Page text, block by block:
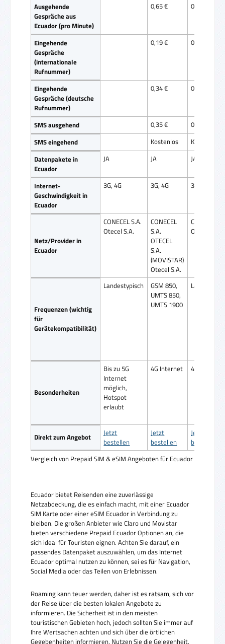
Vergleich von Prepaid SIM & eSIM Angeboten für Ecuador
Ausgehende
Gespräche aus
Ecuador (pro Minute)
0,65 € 0,69 €
Eingehende
Gespräche
(internationale
Rufnummer)
0,19 € 0,19 €
Eingehende
Gespräche (deutsche
Rufnummer)
0,34 € 0,34 €
SMS ausgehend 0,35 €
0,35 €
SMS eingehend
Kostenlos
Kostenlos
Datenpakete in
Ecuador
JA JA JA
Internet-
Geschwindigkeit in
Ecuador
3G, 4G 3G, 4G 3G, 4G
Netz/Provider in
Ecuador
CONECEL S.A.
Otecel S.A.
CONECEL
S.A.
OTECEL
S.A.
(MOVISTAR)
Otecel S.A.
CONECEL
Otecel S.A.
Frequenzen (wichtig
für
Gerätekompatibilität)
Landestypisch
GSM 850,
UMTS 850,
UMTS 1900
Besonderheiten
Bis zu 5G
Internet
möglich,
Hotspot
erlaubt
4G Internet 4G Internet
Direkt zum Angebot
Jetzt
bestellen
Jetzt
bestellen
Jetzt
bestellen
Ecuador bietet Reisenden eine zuverlässige
Netzabdeckung, die es einfach macht, mit einer Ecuador
SIM Karte oder einer eSIM Ecuador in Verbindung zu
bleiben. Die großen Anbieter wie Claro und Movistar
bieten verschiedene Prepaid Ecuador Optionen an, die
sich ideal für Touristen eignen. Achten Sie darauf, ein
passendes Datenpaket auszuwählen, um das Internet
Ecuador optimal nutzen zu können, sei es für Navigation,
Social Media oder das Teilen von Erlebnissen.
Roaming kann teuer werden, daher ist es ratsam, sich vor
der Reise über die besten lokalen Angebote zu
informieren. Die Sicherheit ist in den meisten
touristischen Gebieten hoch, jedoch sollten Sie immer auf
Ihre Wertsachen achten und sich über die örtlichen
Gegebenheiten informieren. Nutzen Sie die Gelegenheit,